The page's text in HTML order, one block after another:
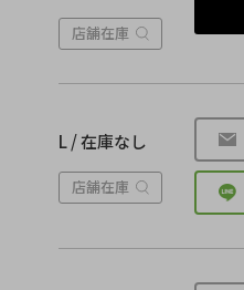
店舗在庫
L / 在庫なし
店舗在庫